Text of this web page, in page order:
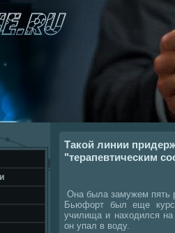
Такой линии
"терапевтическим
Она была замужем пять
Бьюфорт был еще
училища и находился на
он упал в воду.